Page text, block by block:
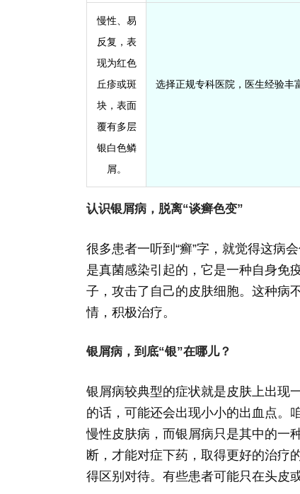
慢性、易
反复，表
现为红色
丘疹或斑
块，表面
覆有多层
银白色鳞
屑。
选择正规专科医院，医生经验丰
认识银屑病，脱离“谈癣色变”
很多患者一听到“癣”字，就觉得这病
是真菌感染引起的，它是一种自身免
子，攻击了自己的皮肤细胞。这种病
情，积极治疗。
银屑病，到底“银”在哪儿？
银屑病较典型的症状就是皮肤上出现
的话，可能还会出现小小的出血点。
慢性皮肤病，而银屑病只是其中的一
断，才能对症下药，取得更好的治疗
得区别对待。有些患者可能只在头皮